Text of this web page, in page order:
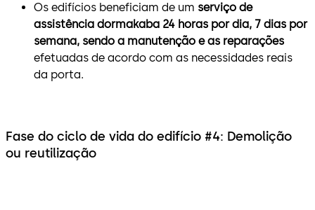
Os edifícios beneficiam de um serviço de
assistência dormakaba 24 horas por dia, 7 dias por
semana, sendo a manutenção e as reparações
efetuadas de acordo com as necessidades reais
da porta.
Fase do ciclo de vida do edifício #4: Demolição
ou reutilização